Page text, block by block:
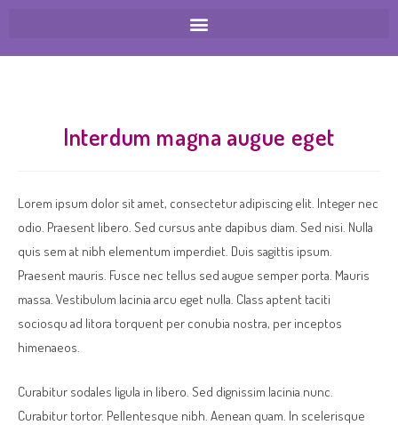
Interdum magna augue eget
Lorem ipsum dolor sit amet, consectetur adipiscing elit. Integer nec
odio. Praesent libero. Sed cursus ante dapibus diam. Sed nisi. Nulla
quis sem at nibh elementum imperdiet. Duis sagittis ipsum.
Praesent mauris. Fusce nec tellus sed augue semper porta. Mauris
massa. Vestibulum lacinia arcu eget nulla. Class aptent taciti
sociosqu ad litora torquent per conubia nostra, per inceptos
himenaeos.
Curabitur sodales ligula in libero. Sed dignissim lacinia nunc.
Curabitur tortor. Pellentesque nibh. Aenean quam. In scelerisque